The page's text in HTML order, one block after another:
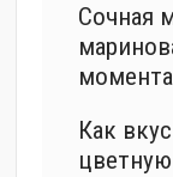
Сочная
Как